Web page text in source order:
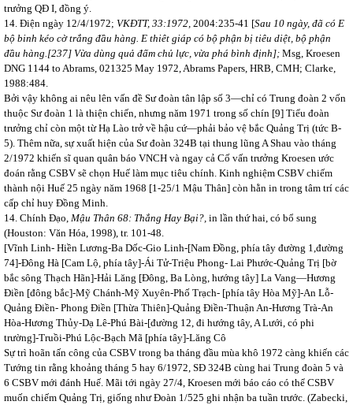
trưởng QĐ I, đồng ý.
14. Điện ngày 12/4/1972; VKĐTT, 33:1972, 2004:235-41 [Sau 10 ngày, đã có E
bộ binh kéo cờ trắng đầu hàng. E thiêt giáp có bộ phận bị tiêu diệt, bộ phận
đầu hàng.[237] Vừa dùng quả đấm chủ lực, vừa phá bình định]; Msg, Kroesen
DNG 1144 to Abrams, 021325 May 1972, Abrams Papers, HRB, CMH; Clarke,
1988:484.
Bởi vậy không ai nêu lên vấn đề Sư đoàn tân lập số 3—chỉ có Trung đoàn 2 vốn
thuộc Sư đoàn 1 là thiện chiến, nhưng năm 1971 trong số chín [9] Tiểu đoàn
trưởng chỉ còn một từ Hạ Lào trở về hậu cứ—phải bảo vệ bắc Quảng Trị (tức B-
5). Thêm nữa, sự xuất hiện của Sư đoàn 324B tại thung lũng A Shau vào tháng
2/1972 khiến sĩ quan quân báo VNCH và ngay cả Cố vấn trưởng Kroesen ước
đoán rằng CSBV sẽ chọn Huế làm mục tiêu chính. Kinh nghiệm CSBV chiếm
thành nội Huế 25 ngày năm 1968 [1-25/1 Mậu Thân] còn hằn in trong tâm trí các
cấp chỉ huy Đồng Minh.
14. Chính Đạo, Mậu Thân 68: Thắng Hay Bại?, in lần thứ hai, có bổ sung
(Houston: Văn Hóa, 1998), tr. 101-48.
[Vĩnh Linh- Hiền Lương-Ba Dốc-Gio Linh-[Nam Đồng, phía tây đường 1,đường
74]-Đông Hà [Cam Lộ, phía tây]-Ái Tử-Triệu Phong- Lai Phước-Quảng Trị [bờ
bắc sông Thạch Hãn]-Hải Lăng [Đông, Ba Lòng, hướng tây] La Vang—Hương
Điền [đông bắc]-Mỹ Chánh-Mỹ Xuyên-Phố Trạch- [phía tây Hòa Mỹ]-An Lỗ-
Quảng Điền- Phong Điền [Thừa Thiên]-Quảng Điền-Thuận An-Hương Trà-An
Hòa-Hương Thủy-Dạ Lê-Phú Bài-[đường 12, đi hướng tây, A Lưới, có phi
trường]-Truồi-Phú Lộc-Bạch Mã [phía tây]-Lăng Cô
Sự trì hoãn tấn công của CSBV trong ba tháng đầu mùa khô 1972 càng khiến các
Tướng tin rằng khoảng tháng 5 hay 6/1972, SĐ 324B cùng hai Trung đoàn 5 và
6 CSBV mới đánh Huế. Mãi tới ngày 27/4, Kroesen mới báo cáo có thể CSBV
muốn chiếm Quảng Trị, giống như Đoàn 1/525 ghi nhận ba tuần trước. (Zabecki,